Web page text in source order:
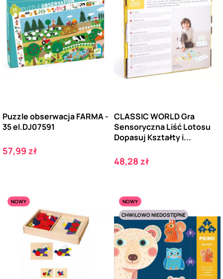
Puzzle obserwacja FARMA -
35 el.DJ07591
Cena
57,99 zł
CLASSIC WORLD Gra
Sensoryczna Liść Lotosu
Dopasuj Kształty i...
Cena
48,28 zł
NOWY
NOWY
CHWILOWO NIEDOSTĘPNE